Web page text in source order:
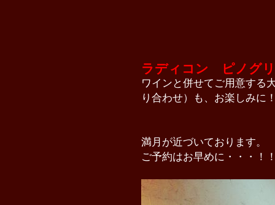
ラディコン ピノグ
ワインと併せてご用意する
り合わせ）も、お楽しみに
満月が近づいております。
ご予約はお早めに・・・！